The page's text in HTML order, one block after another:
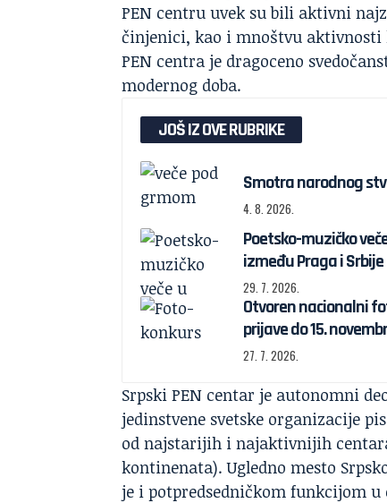
PEN centru uvek su bili aktivni
činjenici, kao i mnoštvu aktivnosti
PEN centra je dragoceno
modernog doba.
JOŠ IZ OVE RUBRIKE
Smotra narodnog
4. 8. 2026.
Poetsko-muzičko
između Praga i Srbije
29. 7. 2026.
Otvoren nacionalni
prijave do 15.
27. 7. 2026.
Srpski PEN centar je autonomni
jedinstvene svetske organizacije
od najstarijih i najaktivnijih
kontinenata). Ugledno mesto
je i potpredsedničkom funkcijom